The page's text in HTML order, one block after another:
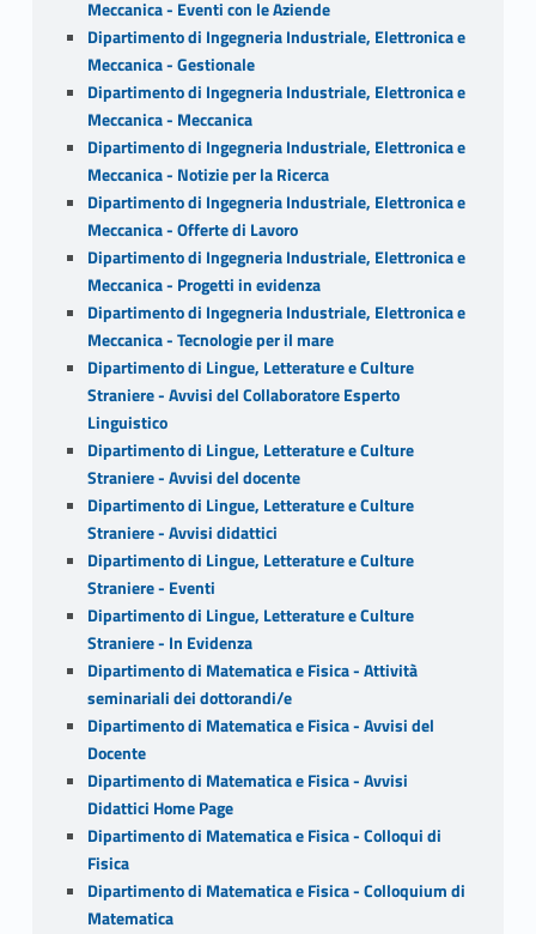
Meccanica - Eventi con le Aziende
Dipartimento di Ingegneria Industriale, Elettronica e
Meccanica - Gestionale
Dipartimento di Ingegneria Industriale, Elettronica e
Meccanica - Meccanica
Dipartimento di Ingegneria Industriale, Elettronica e
Meccanica - Notizie per la Ricerca
Dipartimento di Ingegneria Industriale, Elettronica e
Meccanica - Offerte di Lavoro
Dipartimento di Ingegneria Industriale, Elettronica e
Meccanica - Progetti in evidenza
Dipartimento di Ingegneria Industriale, Elettronica e
Meccanica - Tecnologie per il mare
Dipartimento di Lingue, Letterature e Culture
Straniere - Avvisi del Collaboratore Esperto
Linguistico
Dipartimento di Lingue, Letterature e Culture
Straniere - Avvisi del docente
Dipartimento di Lingue, Letterature e Culture
Straniere - Avvisi didattici
Dipartimento di Lingue, Letterature e Culture
Straniere - Eventi
Dipartimento di Lingue, Letterature e Culture
Straniere - In Evidenza
Dipartimento di Matematica e Fisica - Attività
seminariali dei dottorandi/e
Dipartimento di Matematica e Fisica - Avvisi del
Docente
Dipartimento di Matematica e Fisica - Avvisi
Didattici Home Page
Dipartimento di Matematica e Fisica - Colloqui di
Fisica
Dipartimento di Matematica e Fisica - Colloquium di
Matematica